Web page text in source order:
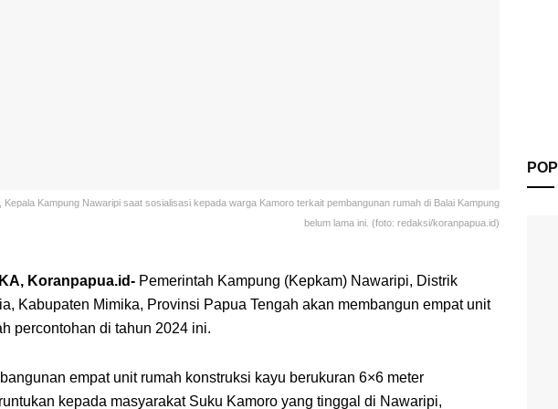
Kepala Kampung Nawaripi saat sosialisasi kepada warga Kamoro terkait pembangunan rumah di Balai Kampung
belum lama ini. (foto: redaksi/koranpapua.id)
Koranpapua.id- Pemerintah Kampung (Kepkam) Nawaripi, Distrik
Kabupaten Mimika, Provinsi Papua Tengah akan membangun empat unit
percontohan di tahun 2024 ini.
empat unit rumah konstruksi kayu berukuran 6×6 meter
kepada masyarakat Suku Kamoro yang tinggal di Nawaripi,